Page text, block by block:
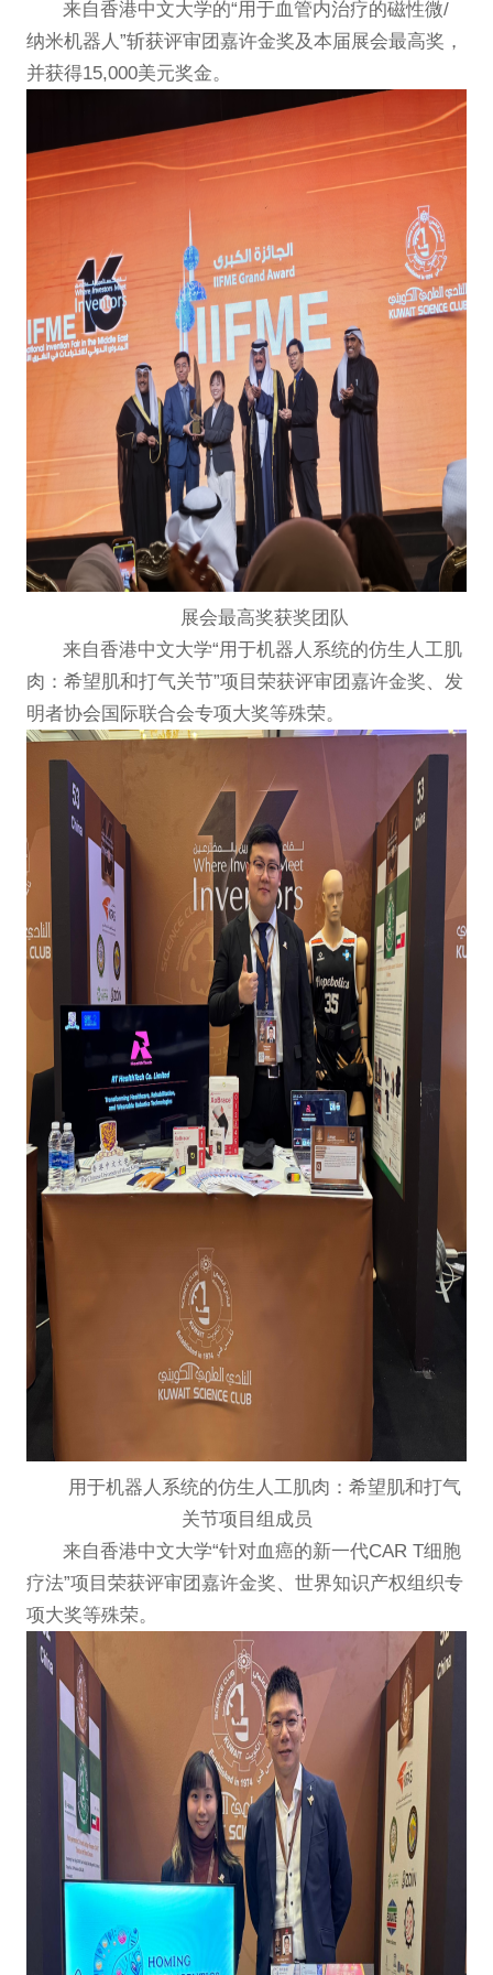
来自香港中文大学的“用于血管内治疗的磁性微/
纳米机器人”斩获评审团嘉许金奖及本届展会最高奖，
并获得15,000美元奖金。
展会最高奖获奖团队
来自香港中文大学“用于机器人系统的仿生人工肌
肉：希望肌和打气关节”项目荣获评审团嘉许金奖、发
明者协会国际联合会专项大奖等殊荣。
用于机器人系统的仿生人工肌肉：希望肌和打气
关节项目组成员
来自香港中文大学“针对血癌的新一代CAR T细胞
疗法”项目荣获评审团嘉许金奖、世界知识产权组织专
项大奖等殊荣。